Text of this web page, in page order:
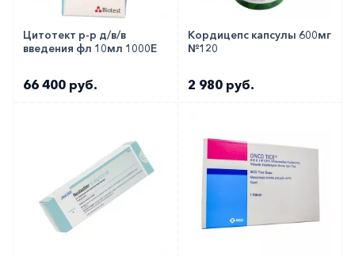
Цитотект р-р д/в/в
введения фл 10мл 1000Е
66 400 руб.
Кордицепс капсулы 600мг
№120
2 980 руб.